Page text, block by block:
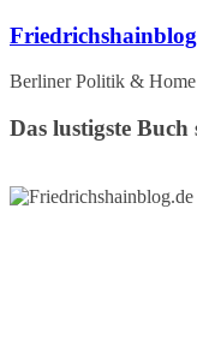
Zum
springen
Berliner Politik &
Das lustigste Buch